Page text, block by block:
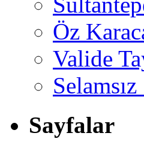
Öz
Valide
Sayfalar